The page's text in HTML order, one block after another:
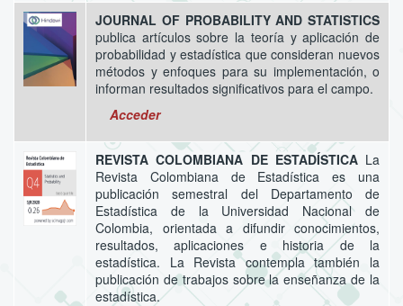
JOURNAL OF PROBABILITY AND STATISTICS
publica artículos sobre la teoría y aplicación de
probabilidad y estadística que consideran nuevos
métodos y enfoques para su implementación, o
informan resultados significativos para el campo.
Acceder
REVISTA COLOMBIANA DE ESTADÍSTICALa
Revista Colombiana de Estadística es una
publicación semestral del Departamento de
Estadística de la Universidad Nacional de
Colombia, orientada a difundir conocimientos,
resultados, aplicaciones e historia de la
estadística. La Revista contempla también la
publicación de trabajos sobre la enseñanza de la
estadística.